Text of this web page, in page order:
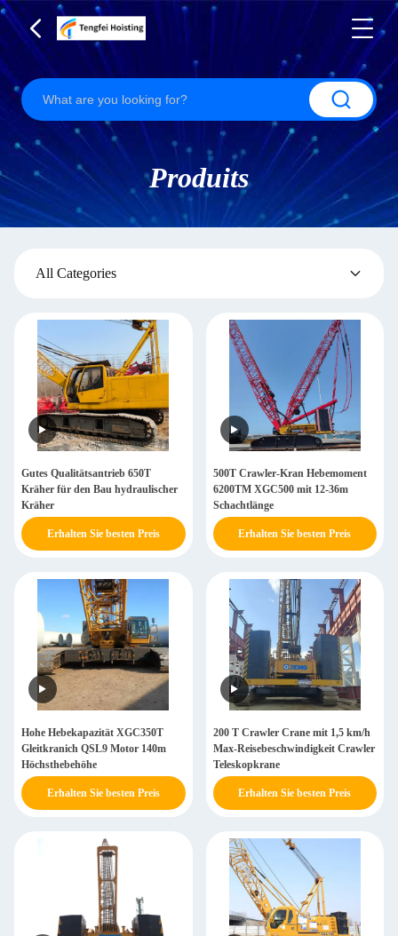
Produits
All Categories
Gutes Qualitätsantrieb 650T
Kräher für den Bau hydraulischer
Kräher
Erhalten Sie besten Preis
500T Crawler-Kran Hebemoment
6200TM XGC500 mit 12-36m
Schachtlänge
Erhalten Sie besten Preis
Hohe Hebekapazität XGC350T
Gleitkranich QSL9 Motor 140m
Höchsthebehöhe
Erhalten Sie besten Preis
200 T Crawler Crane mit 1,5 km/h
Max-Reisebeschwindigkeit Crawler
Teleskopkrane
Erhalten Sie besten Preis